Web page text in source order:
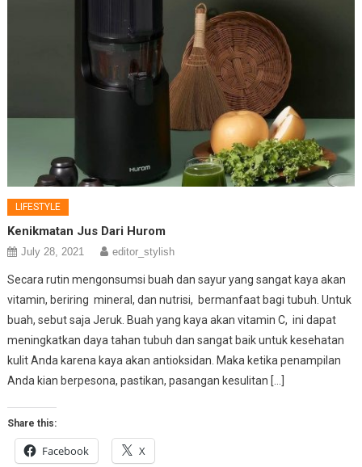
LIFESTYLE
Kenikmatan Jus Dari Hurom
July 28, 2021 editor_stylish
Secara rutin mengonsumsi buah dan sayur yang sangat kaya akan
vitamin, beriring mineral, dan nutrisi, bermanfaat bagi tubuh. Untuk
buah, sebut saja Jeruk. Buah yang kaya akan vitamin C, ini dapat
meningkatkan daya tahan tubuh dan sangat baik untuk kesehatan
kulit Anda karena kaya akan antioksidan. Maka ketika penampilan
Anda kian berpesona, pastikan, pasangan kesulitan […]
Share this:
Facebook X